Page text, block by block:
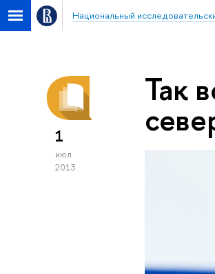
Национальный
1
июл
2013
Так